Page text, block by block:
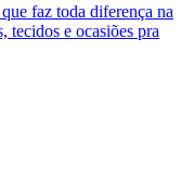
faz toda diferença na
tecidos e ocasiões pra